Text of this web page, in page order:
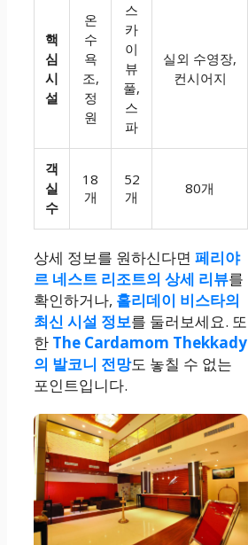
핵
심
시
설
온
수
욕
조,
정
원
스
카
이
뷰
풀,
스
파
실외 수영장,
컨시어지
객
실
수
18
개
52
개
80개
상세 정보를 원하신다면 페리야
르 네스트 리조트의 상세 리뷰를
확인하거나, 홀리데이 비스타의
최신 시설 정보를 둘러보세요. 또
한 The Cardamom Thekkady
의 발코니 전망도 놓칠 수 없는
포인트입니다.